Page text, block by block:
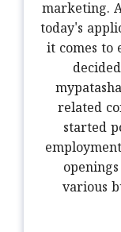
marketing.
today's
it comes to
related
started
various